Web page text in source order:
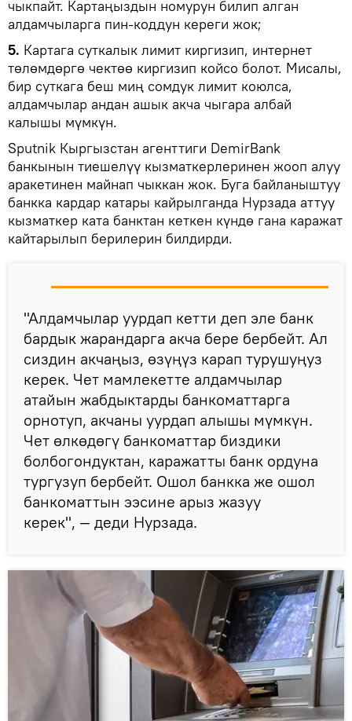
чыкпайт. Картаңыздын номурун билип алган
алдамчыларга пин-коддун кереги жок;
5. Картага суткалык лимит киргизип, интернет
төлөмдөргө чектөө киргизип койсо болот. Мисалы,
бир суткага беш миң сомдук лимит коюлса,
алдамчылар андан ашык акча чыгара албай
калышы мүмкүн.
Sputnik Кыргызстан агенттиги DemirBank
банкынын тиешелүү кызматкерлеринен жооп алуу
аракетинен майнап чыккан жок. Буга байланыштуу
банкка кардар катары кайрылганда Нурзада аттуу
кызматкер ката банктан кеткен күндө гана каражат
кайтарылып берилерин билдирди.
"Алдамчылар уурдап кетти деп эле банк
бардык жарандарга акча бере бербейт. Ал
сиздин акчаңыз, өзүңүз карап турушуңуз
керек. Чет мамлекетте алдамчылар
атайын жабдыктарды банкоматтарга
орнотуп, акчаны уурдап алышы мүмкүн.
Чет өлкөдөгү банкоматтар биздики
болбогондуктан, каражатты банк ордуна
тургузуп бербейт. Ошол банкка же ошол
банкоматтын ээсине арыз жазуу
керек", — деди Нурзада.